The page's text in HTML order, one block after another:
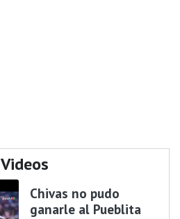
Videos
Chivas no pudo
ganarle al Pueblita